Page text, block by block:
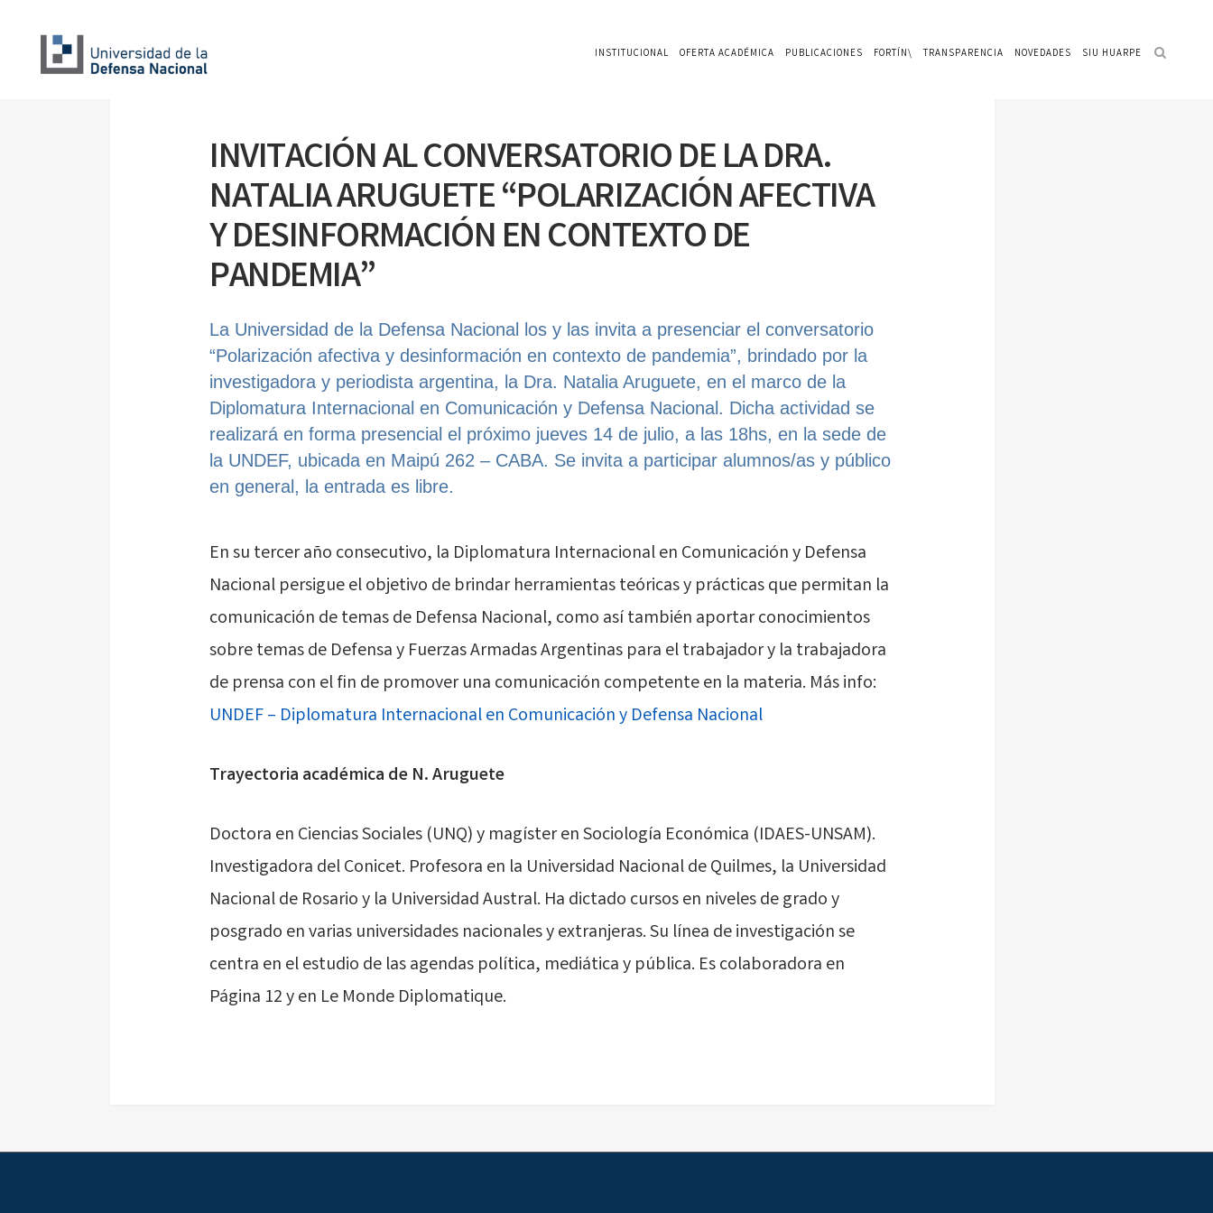
INSTITUCIONAL OFERTA ACADÉMICA PUBLICACIONES FORTÍN\ TRANSPARENCIA NOVEDADES SIU HUARPE
INVITACIÓN AL CONVERSATORIO DE LA DRA.
NATALIA ARUGUETE “POLARIZACIÓN AFECTIVA
Y DESINFORMACIÓN EN CONTEXTO DE
PANDEMIA”
La Universidad de la Defensa Nacional los y las invita a presenciar el conversatorio
“Polarización afectiva y desinformación en contexto de pandemia”, brindado por la
investigadora y periodista argentina, la Dra. Natalia Aruguete, en el marco de la
Diplomatura Internacional en Comunicación y Defensa Nacional. Dicha actividad se
realizará en forma presencial el próximo jueves 14 de julio, a las 18hs, en la sede de
la UNDEF, ubicada en Maipú 262 – CABA. Se invita a participar alumnos/as y público
en general, la entrada es libre.
En su tercer año consecutivo, la Diplomatura Internacional en Comunicación y Defensa
Nacional persigue el objetivo de brindar herramientas teóricas y prácticas que permitan la
comunicación de temas de Defensa Nacional, como así también aportar conocimientos
sobre temas de Defensa y Fuerzas Armadas Argentinas para el trabajador y la trabajadora
de prensa con el fin de promover una comunicación competente en la materia. Más info:
UNDEF – Diplomatura Internacional en Comunicación y Defensa Nacional
Trayectoria académica de N. Aruguete
Doctora en Ciencias Sociales (UNQ) y magíster en Sociología Económica (IDAES-UNSAM).
Investigadora del Conicet. Profesora en la Universidad Nacional de Quilmes, la Universidad
Nacional de Rosario y la Universidad Austral. Ha dictado cursos en niveles de grado y
posgrado en varias universidades nacionales y extranjeras. Su línea de investigación se
centra en el estudio de las agendas política, mediática y pública. Es colaboradora en
Página 12 y en Le Monde Diplomatique.